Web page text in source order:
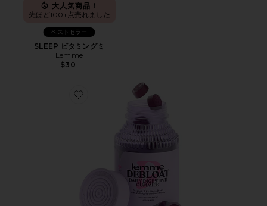
大人気商品！
先ほど100+点売れました
ベストセラー
SLEEP ビタミングミ
Lemme
$30
Favorite DEBLOAT ビタミングミ